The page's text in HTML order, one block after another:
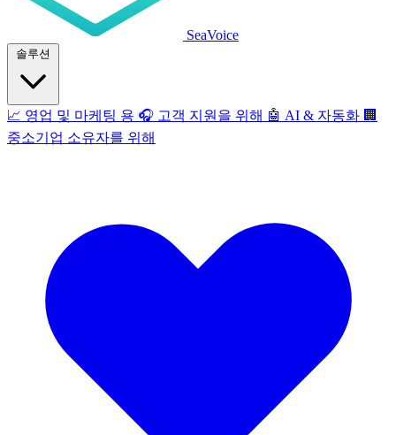
SeaVoice
솔루션
📈 영업 및 마케팅 용 🎧 고객 지원을 위해 🤖 AI & 자동화 🏢
중소기업 소유자를 위해